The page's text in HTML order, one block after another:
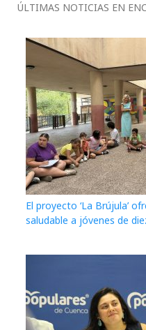
ÚLTIMAS NOTICIAS EN
El proyecto ‘La Brújula’
saludable a jóvenes de